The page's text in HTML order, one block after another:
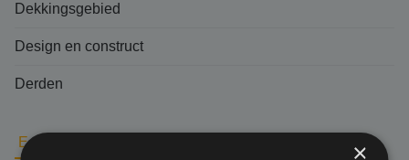
Dekkingsgebied
Design en construct
Derden
E ×